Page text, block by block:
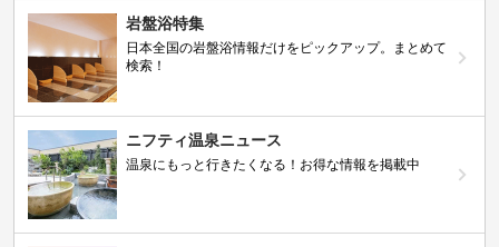
岩盤浴特集
日本全国の岩盤浴情報だけをピックアップ。まとめて
検索！
ニフティ温泉ニュース
温泉にもっと行きたくなる！お得な情報を掲載中